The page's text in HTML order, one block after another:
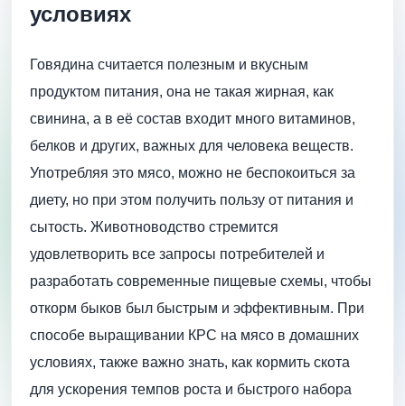
условиях
Говядина считается полезным и вкусным
продуктом питания, она не такая жирная, как
свинина, а в её состав входит много витаминов,
белков и других, важных для человека веществ.
Употребляя это мясо, можно не беспокоиться за
диету, но при этом получить пользу от питания и
сытость. Животноводство стремится
удовлетворить все запросы потребителей и
разработать современные пищевые схемы, чтобы
откорм быков был быстрым и эффективным. При
способе выращивании КРС на мясо в домашних
условиях, также важно знать, как кормить скота
для ускорения темпов роста и быстрого набора